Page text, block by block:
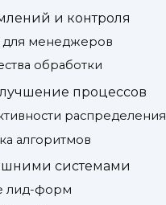
и контроля
менеджеров
обработки
процессов
распределения
алгоритмов
системами
лид-форм